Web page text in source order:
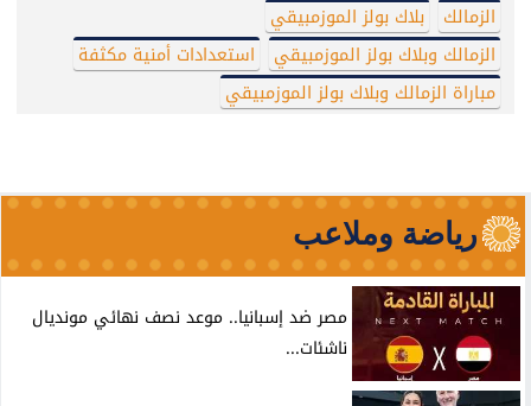
الزمالك
بلاك بولز الموزمبيقي
الزمالك وبلاك بولز الموزمبيقي
استعدادات أمنية مكثفة
مباراة الزمالك وبلاك بولز الموزمبيقي
رياضة وملاعب
مصر ضد إسبانيا.. موعد نصف نهائي مونديال
ناشئات...